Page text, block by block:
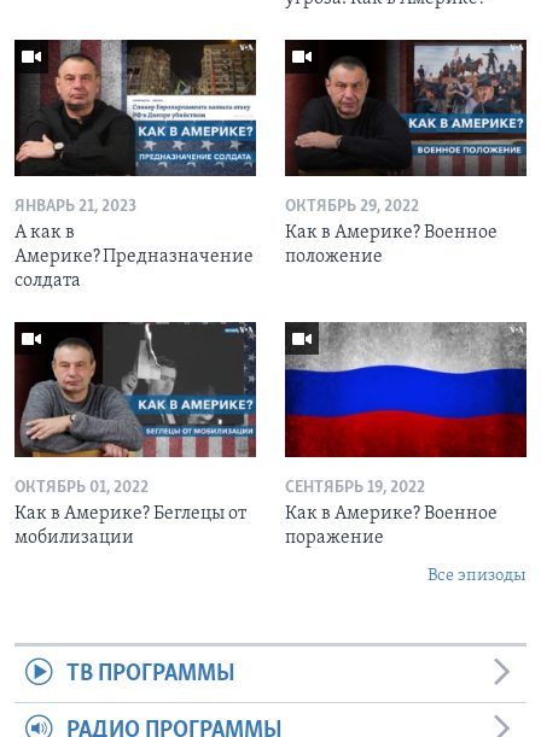
ЯНВАРЬ 21, 2023
А как в
Америке? Предназначение
солдата
ОКТЯБРЬ 29, 2022
Как в Америке? Военное
положение
ОКТЯБРЬ 01, 2022
Как в Америке? Беглецы от
мобилизации
СЕНТЯБРЬ 19, 2022
Как в Америке? Военное
поражение
Все эпизоды
ТВ ПРОГРАММЫ
РАДИО ПРОГРАММЫ